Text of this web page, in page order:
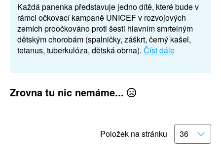
Každá panenka představuje jedno dítě, které bude v
rámci očkovací kampaně UNICEF v rozvojových
zemích proočkováno proti šesti hlavním smrtelným
dětským chorobám (spalničky, záškrt, černý kašel,
tetanus, tuberkulóza, dětská obrna). Číst dále
Zrovna tu nic nemáme...
Položek na stránku